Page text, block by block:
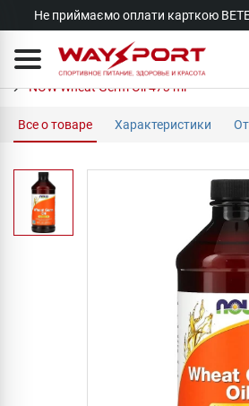
Не приймаємо оплати карткою
NOW Wheat Germ Oil 473 ml
Все о товаре Характеристики